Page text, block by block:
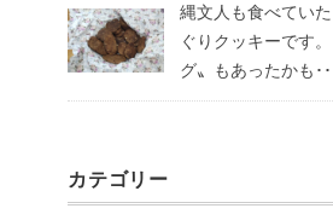
縄文人も食べてい
ぐりクッキーです
グ〟もあったかも･･
カテゴリー